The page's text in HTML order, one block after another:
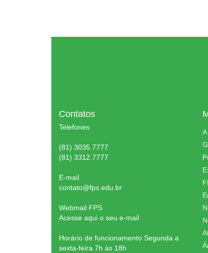
Contatos
Telefones
(81) 3035.7777
(81) 3312.7777
E-mail
contato@fps.edu.br
Webmail FPS
Acesse aqui o seu e-mail
Horário de funcionamento Segunda a
sexta-feira 7h às 18h